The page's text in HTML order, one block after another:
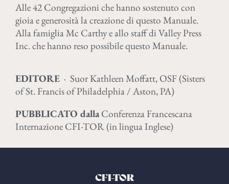
Alle 42 Congregazioni che hanno sostenuto con
gioia e generosità la creazione di questo Manuale.
Alla famiglia Mc Carthy e allo staff di Valley Press
Inc. che hanno reso possibile questo Manuale.
EDITORE · Suor Kathleen Moffatt, OSF (Sisters
of St. Francis of Philadelphia / Aston, PA)
PUBBLICATO dallaConferenza Francescana
Internazione CFI-TOR (in lingua Inglese)
CFI-TOR